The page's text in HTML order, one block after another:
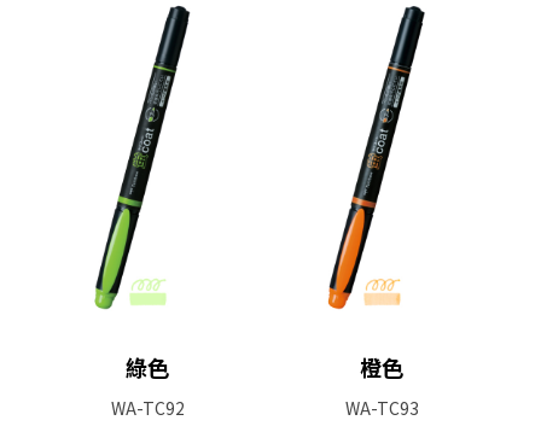
綠色
WA-TC92
橙色
WA-TC93